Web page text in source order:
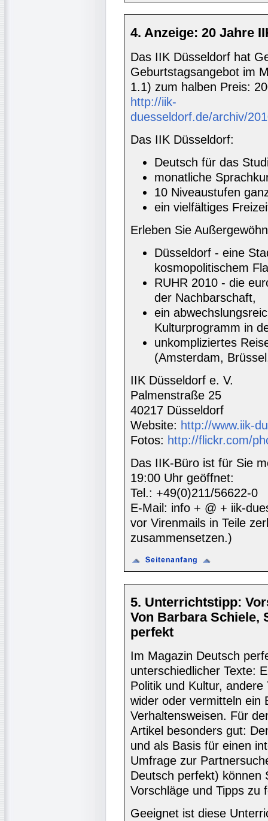
4. Anzeige: 20 Jahre
Das IIK Düsseldorf hat
Geburtstagsangebot im
1.1) zum halben Preis:
http://iik-
duesseldorf.de/archiv/
Das IIK Düsseldorf:
Deutsch für das
monatliche
10 Niveaustufen
ein vielfältiges
Erleben Sie
Düsseldorf - eine
kosmopolitischem
RUHR 2010 - die
der Nachbarschaft,
ein
Kulturprogramm in
unkompliziertes
(Amsterdam,
IIK Düsseldorf e. V.
Palmenstraße 25
40217 Düsseldorf
Website: http://www.iik-
Fotos: http://flickr.com/
Das IIK-Büro ist für Sie
19:00 Uhr geöffnet:
Tel.: +49(0)211/56622-0
E-Mail: info + @ + iik-
vor Virenmails in Teile
zusammensetzen.)
5. Unterrichtstipp:
Von Barbara Schiele,
perfekt
Im Magazin Deutsch
unterschiedlicher Texte:
Politik und Kultur,
wider oder vermitteln ein
Verhaltensweisen. Für
Artikel besonders gut:
und als Basis für einen
Umfrage zur
Deutsch perfekt) können
Vorschläge und Tipps zu
Geeignet ist diese